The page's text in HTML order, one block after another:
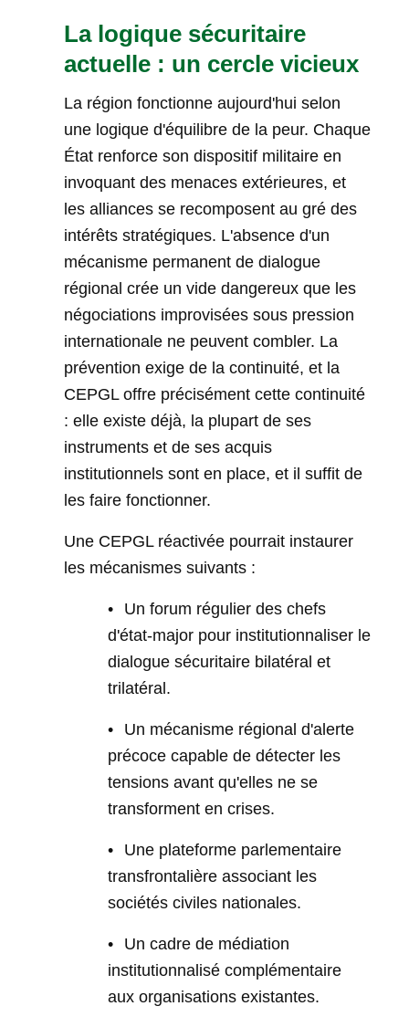
La logique sécuritaire
actuelle : un cercle vicieux
La région fonctionne aujourd'hui selon
une logique d'équilibre de la peur. Chaque
État renforce son dispositif militaire en
invoquant des menaces extérieures, et
les alliances se recomposent au gré des
intérêts stratégiques. L'absence d'un
mécanisme permanent de dialogue
régional crée un vide dangereux que les
négociations improvisées sous pression
internationale ne peuvent combler. La
prévention exige de la continuité, et la
CEPGL offre précisément cette continuité
: elle existe déjà, la plupart de ses
instruments et de ses acquis
institutionnels sont en place, et il suffit de
les faire fonctionner.
Une CEPGL réactivée pourrait instaurer
les mécanismes suivants :
•
Un forum régulier des chefs
d'état-major pour institutionnaliser le
dialogue sécuritaire bilatéral et
trilatéral.
•
Un mécanisme régional d'alerte
précoce capable de détecter les
tensions avant qu'elles ne se
transforment en crises.
•
Une plateforme parlementaire
transfrontalière associant les
sociétés civiles nationales.
•
Un cadre de médiation
institutionnalisé complémentaire
aux organisations existantes.